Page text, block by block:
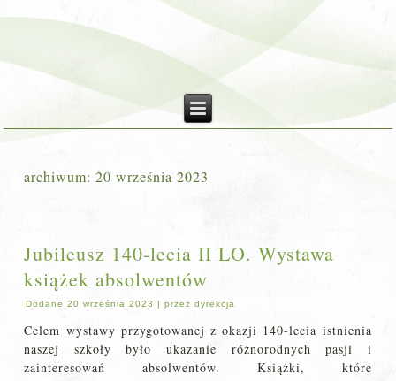
archiwum:20 września 2023
Jubileusz 140-lecia II LO. Wystawa
książek absolwentów
Dodane 20 września 2023 |przez dyrekcja
Celem wystawy przygotowanej z okazji 140-lecia istnienia
naszej szkoły było ukazanie różnorodnych pasji i
zainteresowań absolwentów. Książki, które